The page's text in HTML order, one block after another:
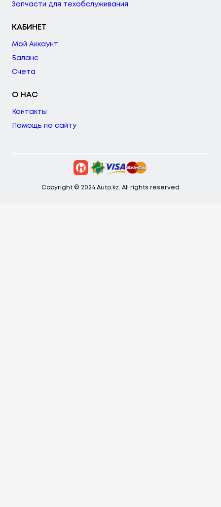
Запчасти для техобслуживания
КАБИНЕТ
Мой Аккаунт
Баланс
Счета
О НАС
Контакты
Помощь по сайту
Copyright © 2024 Auto.kz. All rights reserved